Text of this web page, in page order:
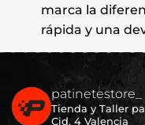
marca la
rápida y una
patinetestore_
Tienda y Taller
Cid, 4 Valencia